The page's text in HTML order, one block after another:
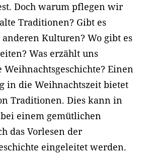
Doch warum pflegen wir
Traditionen? Gibt es
Kulturen? Wo gibt es
Was erzählt uns
Einen
in die Weihnachtszeit bietet
Traditionen. Dies kann in
einem gemütlichen
das Vorlesen der
eingeleitet werden.